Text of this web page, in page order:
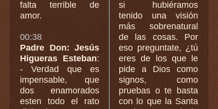
falta terrible de
amor.
00:38
Padre Don: Jesús
Higueras Esteban:
- Verdad que es
impensable, que
dos enamorados
esten todo el rato
si hubiéramos
tenido una visión
más sobrenatural
de las cosas. Por
eso preguntate, ¿tú
eres de los que le
pide a Dios como
signos, como
pruebas o te basta
con lo que la Santa